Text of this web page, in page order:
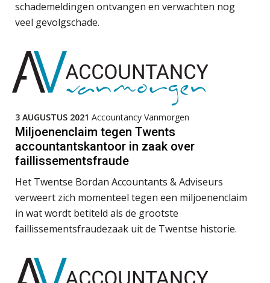
schademeldingen ontvangen en verwachten nog
veel gevolgschade.
3 AUGUSTUS 2021 Accountancy Vanmorgen
Miljoenenclaim tegen Twents
accountantskantoor in zaak over
faillissementsfraude
Het Twentse Bordan Accountants & Adviseurs
verweert zich momenteel tegen een miljoenenclaim
in wat wordt betiteld als de grootste
faillissementsfraudezaak uit de Twentse historie.
waardebepalingen bedrijfsadvies
dichter bij de ondernemer
Van Wwft naar AMLR: wat verandert
Driver-based models: de essentiële
bouwstenen voor elk finance team
verminder je verloop structureel.
Buy & build: urenregistratie als
verborgen EBITDA-hefboom